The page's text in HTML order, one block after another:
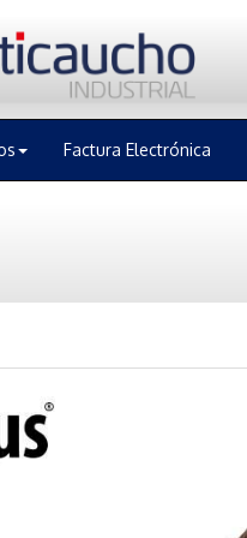
Factura Electrónica